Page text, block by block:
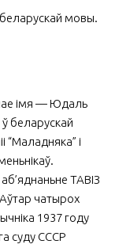
мовы.
імя — Юдаль
ў беларускай
“Маладняка” і
ТАВІЗ
Аўтар чатырох
1937 году
суду СССР